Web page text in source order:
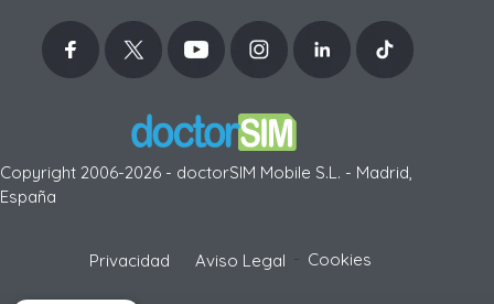
Copyright 2006-2026 - doctorSIM Mobile S.L. - Madrid,
España
Privacidad Aviso Legal Cookies